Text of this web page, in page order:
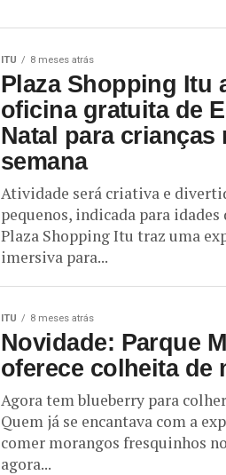
ITU 8 meses atrás
Plaza Shopping Itu
oficina gratuita de
Natal para crianças
semana
Atividade será criativa e
pequenos, indicada para idades
Plaza Shopping Itu traz uma
imersiva para...
ITU 8 meses atrás
Novidade: Parque
oferece colheita de
Agora tem blueberry para
Quem já se encantava com a
comer morangos fresquinhos
agora...